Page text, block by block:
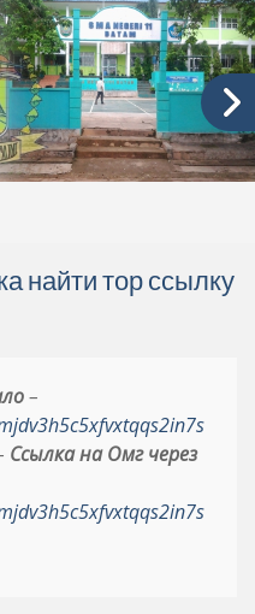
найти тор ссылку
–
Ссылка на Омг через